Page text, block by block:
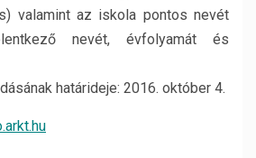
valamint az iskola pontos nevét
nevét, évfolyamát és
határideje: 2016. október 4.